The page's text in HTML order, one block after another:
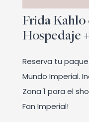
Frida Kahlo
Hospedaje
Reserva tu
Mundo Imperial.
Zona 1 para el
Fan Imperial!